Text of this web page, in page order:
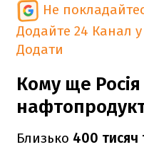
Не
Додайте 24 Канал
Додати
Кому ще
Близько 400 тисяч